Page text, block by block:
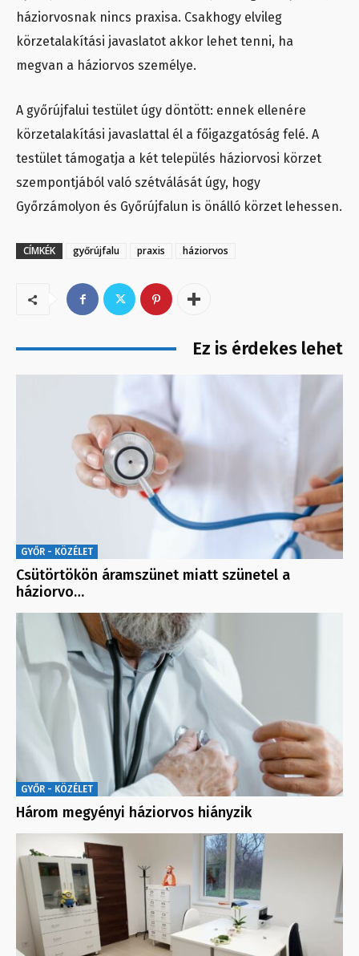
háziorvosnak nincs praxisa. Csakhogy elvileg
körzetalakítási javaslatot akkor lehet tenni, ha
megvan a háziorvos személye.
A győrújfalui testület úgy döntött: ennek ellenére
körzetalakítási javaslattal él a főigazgatóság felé. A
testület támogatja a két település háziorvosi körzet
szempontjából való szétválását úgy, hogy
Győrzámolyon és Győrújfalun is önálló körzet lehessen.
CÍMKÉK győrújfalu praxis háziorvos
Ez is érdekes lehet
GYŐR - KÖZÉLET
Csütörtökön áramszünet miatt szünetel a
háziorvo…
GYŐR - KÖZÉLET
Három megyényi háziorvos hiányzik